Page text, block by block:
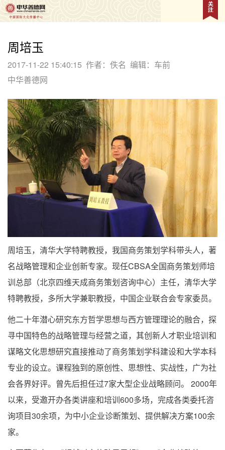
周培玉
2017-11-22 15:40:15 作者：佚名 编辑：车前
中华善德网
周培玉，清华大学特聘教授，我国商务策划学科带头人，著
名战略管理和企业创新专家。现任CBSA全国商务策划师培
训总部（北京四维天成商务策划咨询中心）主任，清华大学
特聘教授，多所大学兼职教授，中国企业联合会专家委员。
他二十年潜心研究东方哲学思想与西方管理理论的融合，探
寻中国特色的战略管理与经营之道，其创新人才职业培训和
谋略文化思想研究直接推动了商务策划学科建设和大学本科
专业的设立。课程独到的原创性、思想性、实战性，广为社
会各界好评。曾先后担任过7家大型企业战略顾问。 2000年
以来，受邀开办各类讲座和培训600多场，完成各类委托咨
询项目30余项，为中小企业诊断策划、提供解决方案100余
家。